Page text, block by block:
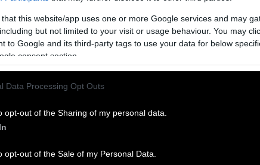
that this website/app uses one or more Google services and may
but not limited to your visit or usage behaviour. You may
to Google and its third-party tags to use your data for below
consent section.
Data Processing Opt Outs
opt-out of the Sharing of my personal data.
opt-out of the Sale of my Personal Data.
καθώς η πρώτη του επαγγελματική
σχολή, όταν εργαζόταν ως μπάρμαν και
να γνωρίσει από κοντά σημαντικές